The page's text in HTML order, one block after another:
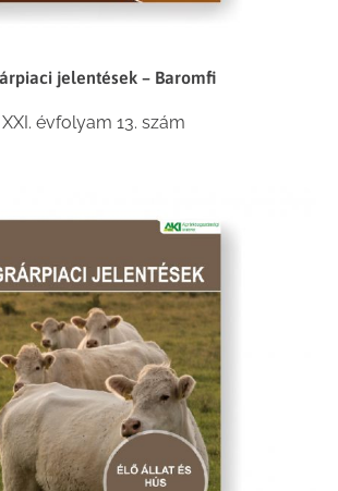
jelentések – Baromfi
XXI. évfolyam 13. szám